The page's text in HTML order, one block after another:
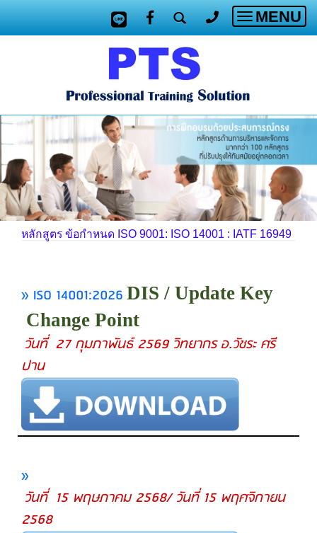
Toggle
MENU
หลักสูตร ข้อกำหนด ISO 9001: ISO 14001 : IATF 16949
» ISO 14001:2026 DIS / Update Key
Change Point
วันที่ 27 กุมภาพันธ์ 2569 วิทยากร อ.วัชระ ศรี
ปาน
»
วันที่ 15 พฤษภาคม 2568/ วันที่ 15 พฤศจิกายน
2568